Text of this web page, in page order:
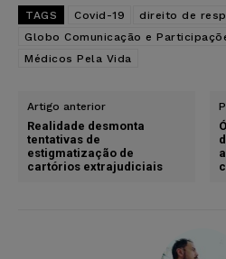
TAGS Covid-19
direito de
Globo Comunicação e
Médicos Pela Vida
Artigo anterior
Realidade desmonta
tentativas de
estigmatização de
cartórios extrajudiciais